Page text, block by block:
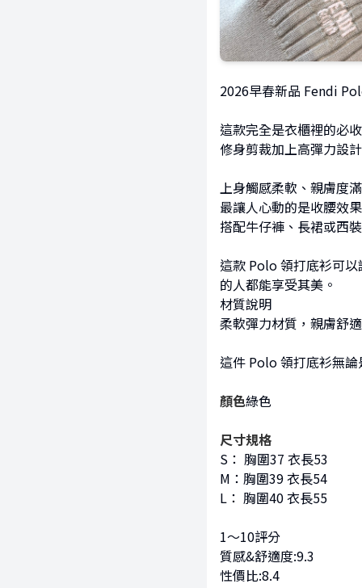
2026早春新品 Fendi
這款完全是衣櫃裡的必
修身剪裁加上高彈力設
上身觸感柔軟、親膚度
最讓人心動的是收腰效
搭配牛仔褲、長裙或西
這款 Polo 領打底衫可
的人都能享受其美。
材質說明
柔軟彈力材質，親膚舒
這件 Polo 領打底衫無
顏色綠色
尺寸規格
S： 胸圍37 衣長53
M：胸圍39 衣長54
L： 胸圍40 衣長55
1～10評分
質感&舒適度:9.3
性價比:8.4